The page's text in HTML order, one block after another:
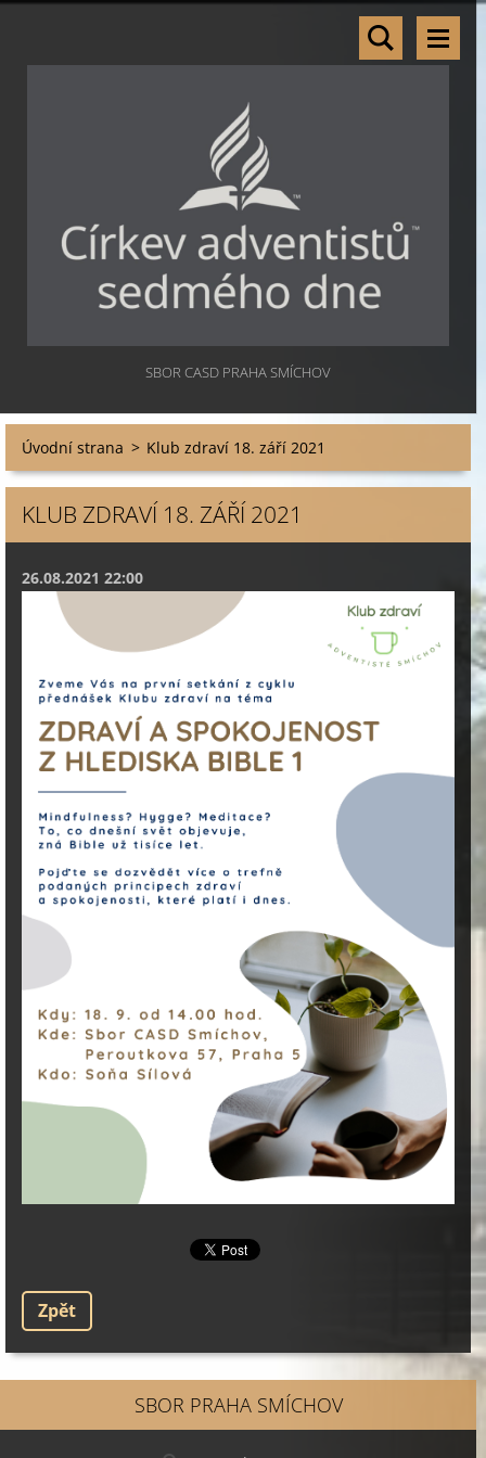
SBOR CASD PRAHA SMÍCHOV
Úvodní strana > Klub zdraví 18. září 2021
KLUB ZDRAVÍ 18. ZÁŘÍ 2021
26.08.2021 22:00
Zpět
SBOR PRAHA SMÍCHOV